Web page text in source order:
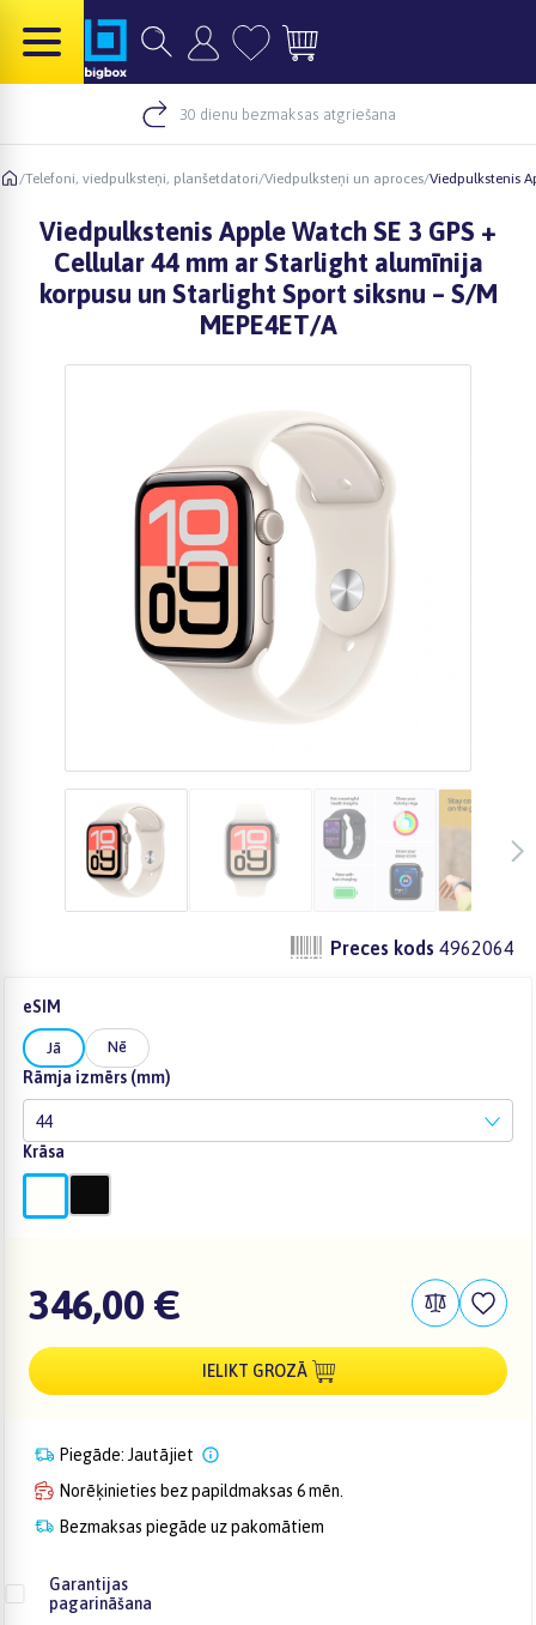
30 dienu bezmaksas atgriešana
/Telefoni, viedpulksteņi, planšetdatori/Viedpulksteņi un aproces/Viedpulkstenis
Viedpulkstenis Apple Watch SE 3 GPS +
Cellular 44 mm ar Starlight alumīnija
korpusu un Starlight Sport siksnu – S/M
MEPE4ET/A
Preces kods 4962064
eSIM
Jā Nē
Rāmja izmērs (mm)
44
Krāsa
346,00 €
IELIKT GROZĀ
Piegāde: Jautājiet
Norēķinieties bez papildmaksas 6 mēn.
Bezmaksas piegāde uz pakomātiem
Garantijas
pagarināšana